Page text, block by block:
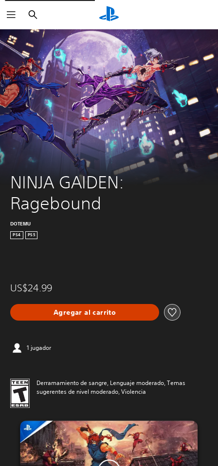
Buscar
NINJA GAIDEN:
Ragebound
DOTEMU
PS4 PS5
US$24.99
Agregar al carrito
1 jugador
Derramamiento de sangre, Lenguaje moderado, Temas
sugerentes de nivel moderado, Violencia